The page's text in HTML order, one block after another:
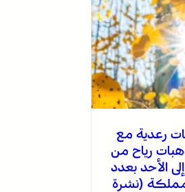
رعدية مع
رياح من
الأحد بعدد
(نشرة